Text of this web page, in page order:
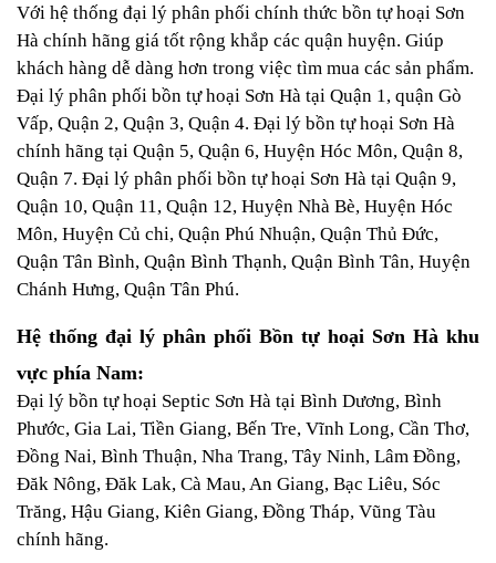
Với hệ thống đại lý phân phối chính thức bồn tự hoại Sơn
Hà chính hãng giá tốt rộng khắp các quận huyện. Giúp
khách hàng dễ dàng hơn trong việc tìm mua các sản phẩm.
Đại lý phân phối bồn tự hoại Sơn Hà tại Quận 1, quận Gò
Vấp, Quận 2, Quận 3, Quận 4. Đại lý bồn tự hoại Sơn Hà
chính hãng tại Quận 5, Quận 6, Huyện Hóc Môn, Quận 8,
Quận 7. Đại lý phân phối bồn tự hoại Sơn Hà tại Quận 9,
Quận 10, Quận 11, Quận 12, Huyện Nhà Bè, Huyện Hóc
Môn, Huyện Củ chi, Quận Phú Nhuận, Quận Thủ Đức,
Quận Tân Bình, Quận Bình Thạnh, Quận Bình Tân, Huyện
Chánh Hưng, Quận Tân Phú.
Hệ thống đại lý phân phối Bồn tự hoại Sơn Hà khu
vực phía Nam:
Đại lý bồn tự hoại Septic Sơn Hà tại Bình Dương, Bình
Phước, Gia Lai, Tiền Giang, Bến Tre, Vĩnh Long, Cần Thơ,
Đồng Nai, Bình Thuận, Nha Trang, Tây Ninh, Lâm Đồng,
Đăk Nông, Đăk Lak, Cà Mau, An Giang, Bạc Liêu, Sóc
Trăng, Hậu Giang, Kiên Giang, Đồng Tháp, Vũng Tàu
chính hãng.